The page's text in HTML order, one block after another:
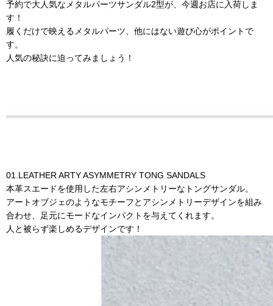
予約で大人気なメタルパーツサンダル2型が、今週お店に入荷しま
す！
履くだけで映えるメタルパーツ、他にはない遊び心がポイントで
す。
人気の秘訣に迫ってみましょう！
01.LEATHER ARTY ASYMMETRY TONG SANDALS
本革スエードを使用した左右アシンメトリーなトングサンダル。
アートオブジェのようなモチーフとアシンメトリーデザインを組み
合わせ、足元にモードなインパクトを与えてくれます。
人と被らず楽しめるデザインです！